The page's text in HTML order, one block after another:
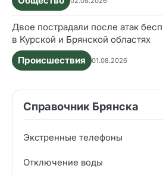
Двое пострадали после атак
в Курской и Брянской областях
Происшествия
01.08.2026
Справочник Брянска
Экстренные телефоны
Отключение воды